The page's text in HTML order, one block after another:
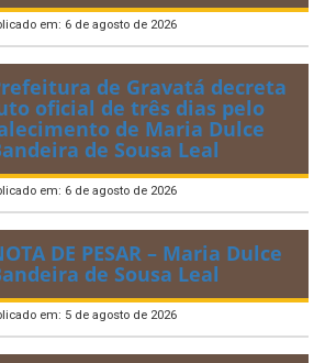
em: 6 de agosto de 2026
de Gravatá decreta
oficial de três dias pelo
de Maria Dulce
de Sousa Leal
em: 6 de agosto de 2026
DE PESAR – Maria Dulce
de Sousa Leal
em: 5 de agosto de 2026